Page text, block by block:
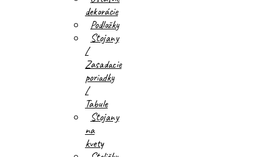
dekorácie
Podložky
Stojany
/
Zasadacie
poriadky
/
Tabule
Stojany
na
kvety